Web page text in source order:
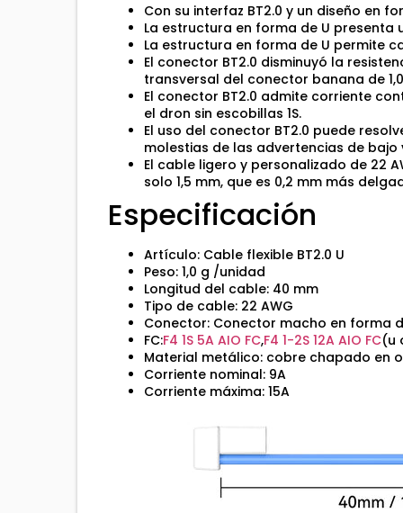
Con su interfaz BT2.0 y un diseño en
La estructura en forma de U presenta
La estructura en forma de U permite
El conector BT2.0 disminuyó la
transversal del conector banana de
El conector BT2.0 admite corriente
el dron sin escobillas 1S.
El uso del conector BT2.0 puede
molestias de las advertencias de
El cable ligero y personalizado de 22
solo 1,5 mm, que es 0,2 mm más
Especificación
Artículo: Cable flexible BT2.0 U
Peso: 1,0 g /unidad
Longitud del cable: 40 mm
Tipo de cable: 22 AWG
Conector: Conector macho en forma
FC:F4 1S 5A AIO FC,F4 1-2S 12A AIO FC(u
Material metálico: cobre chapado en
Corriente nominal: 9A
Corriente máxima: 15A